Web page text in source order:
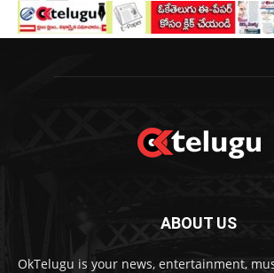
ABOUT US
OkTelugu is your news, entertainment,